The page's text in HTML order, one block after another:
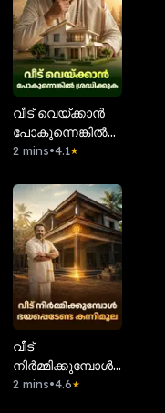
വീട് വെയ്ക്കാൻ
പോകുന്നെങ്കിൽ
ശ്രദ്ധിക്കുക!
2 mins•4.1★
വീട്
നിർമ്മിക്കുമ്പോൾ
ഭയപ്പെടേണ്ട
2 mins•4.6★